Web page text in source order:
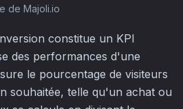
de Majoli.io
constitue un KPI
des performances d'une
le pourcentage de visiteurs
souhaitée, telle qu'un achat ou